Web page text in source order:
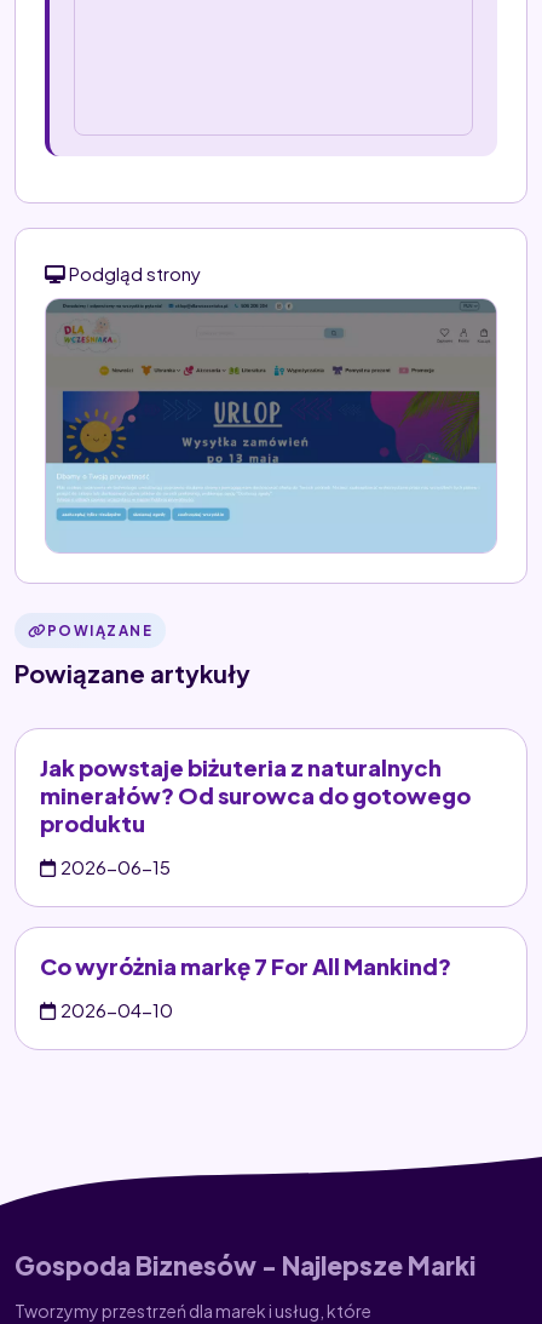
Podgląd strony
POWIĄZANE
Powiązane artykuły
Jak powstaje biżuteria z naturalnych
minerałów? Od surowca do gotowego
produktu
2026-06-15
Co wyróżnia markę 7 For All Mankind?
2026-04-10
Gospoda Biznesów - Najlepsze Marki
Tworzymy przestrzeń dla marek i usług, które